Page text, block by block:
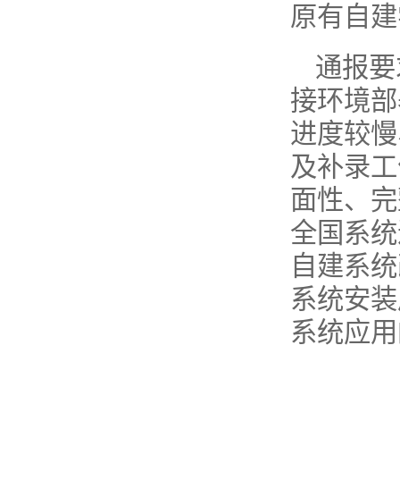
原有自
通报
接环境
进度较
及补录
面性、
全国系
自建系
系统安
系统应